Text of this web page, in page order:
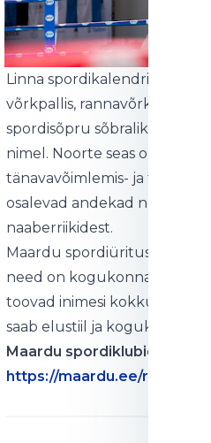
Linna spordikalendrist ei
võrkpallis, rannavõrkpallis ja
spordisõpru sõbraliku
nimel. Noorte seas on
tänavavõimlemis- ja
osalevad andekad noored
naaberriikidest.
Maardu spordiüritused ei ole
need on kogukonnaüritused,
toovad inimesi kokku.
saab elustiil ja kogukonna
Maardu spordiklubid
https://maardu.ee/ru/